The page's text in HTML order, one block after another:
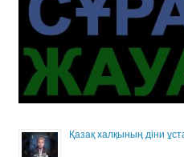
Қазақ халқының діни